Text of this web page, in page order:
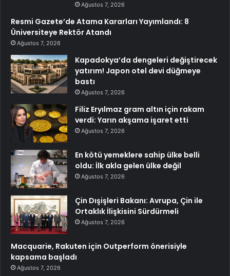
Ağustos 7, 2026
Resmi Gazete’de Atama Kararları Yayımlandı: 8
Üniversiteye Rektör Atandı
Ağustos 7, 2026
Kapadokya’da dengeleri değiştirecek
yatırım! Japon otel devi düğmeye
bastı
Ağustos 7, 2026
Filiz Eryılmaz gram altın için rakam
verdi: Yarın akşama işaret etti
Ağustos 7, 2026
En kötü yemeklere sahip ülke belli
oldu: İlk akla gelen ülke değil
Ağustos 7, 2026
Çin Dışişleri Bakanı: Avrupa, Çin ile
Ortaklık İlişkisini Sürdürmeli
Ağustos 7, 2026
Macquarie, Rakuten için Outperform önerisiyle
kapsama başladı
Ağustos 7, 2026